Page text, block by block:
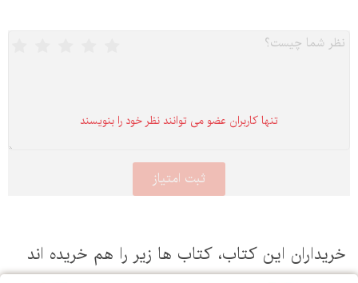
تنها كاربران عضو می توانند نظر خود را بنویسند
این كتاب، كتاب ها زیر را هم خریده اند